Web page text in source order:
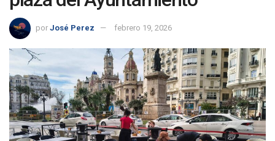
por José Perez febrero 19, 2026